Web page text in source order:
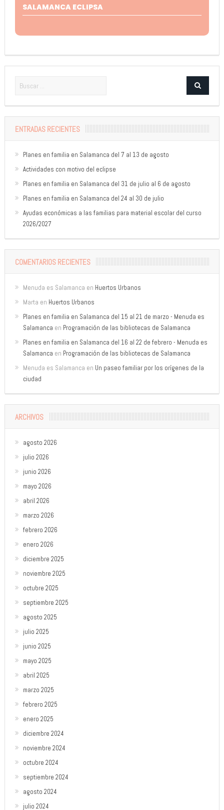
SALAMANCA ECLIPSA
ENTRADAS RECIENTES
Planes en familia en Salamanca del 7 al 13 de agosto
Actividades con motivo del eclipse
Planes en familia en Salamanca del 31 de julio al 6 de agosto
Planes en familia en Salamanca del 24 al 30 de julio
Ayudas económicas a las familias para material escolar del curso
2026/2027
COMENTARIOS RECIENTES
Menuda es Salamanca en Huertos Urbanos
Marta en Huertos Urbanos
Planes en familia en Salamanca del 15 al 21 de marzo - Menuda es
Salamanca en Programación de las bibliotecas de Salamanca
Planes en familia en Salamanca del 16 al 22 de febrero - Menuda es
Salamanca en Programación de las bibliotecas de Salamanca
Menuda es Salamanca en Un paseo familiar por los orígenes de la
ciudad
ARCHIVOS
agosto 2026
julio 2026
junio 2026
mayo 2026
abril 2026
marzo 2026
febrero 2026
enero 2026
diciembre 2025
noviembre 2025
octubre 2025
septiembre 2025
agosto 2025
julio 2025
junio 2025
mayo 2025
abril 2025
marzo 2025
febrero 2025
enero 2025
diciembre 2024
noviembre 2024
octubre 2024
septiembre 2024
agosto 2024
julio 2024